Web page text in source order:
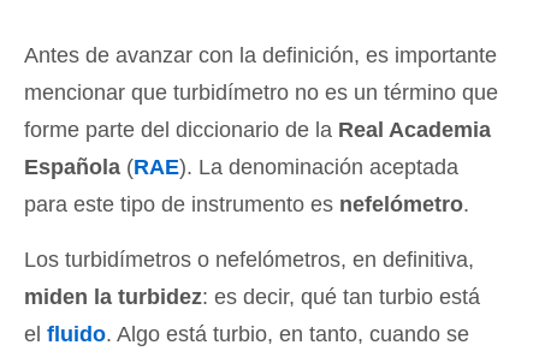
Antes de avanzar con la definición, es importante
mencionar que turbidímetro no es un término que
forme parte del diccionario de la Real Academia
Española (RAE). La denominación aceptada
para este tipo de instrumento es nefelómetro.
Los turbidímetros o nefelómetros, en definitiva,
miden la turbidez: es decir, qué tan turbio está
el fluido. Algo está turbio, en tanto, cuando se